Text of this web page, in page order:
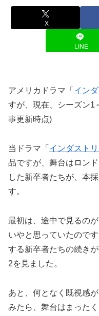
X
LINE
アメリカドラマ「 イン
すが、現在、シーズン1
事更新時点)
当ドラマ「 インダスト
品ですが、舞台はロン
した新卒者たちが、本
す。
最初は、途中で見るの
いやと思っていたので
する新卒者たちの続き
2を見ました。
あと、何となく既視感
みたら、舞台はまった